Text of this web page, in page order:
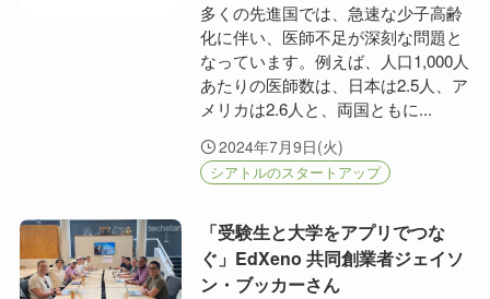
多くの先進国では、急速な少子高齢
化に伴い、医師不足が深刻な問題と
なっています。例えば、人口1,000人
あたりの医師数は、日本は2.5人、ア
メリカは2.6人と、両国ともに...
2024年7月9日(火)
シアトルのスタートアップ
「受験生と大学をアプリでつな
ぐ」EdXeno 共同創業者ジェイソ
ン・ブッカーさん